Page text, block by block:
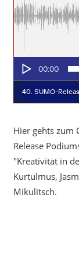
Hier gehts zum
Release
"Kreativität in
Kurtulmus,
Mikulitsch.